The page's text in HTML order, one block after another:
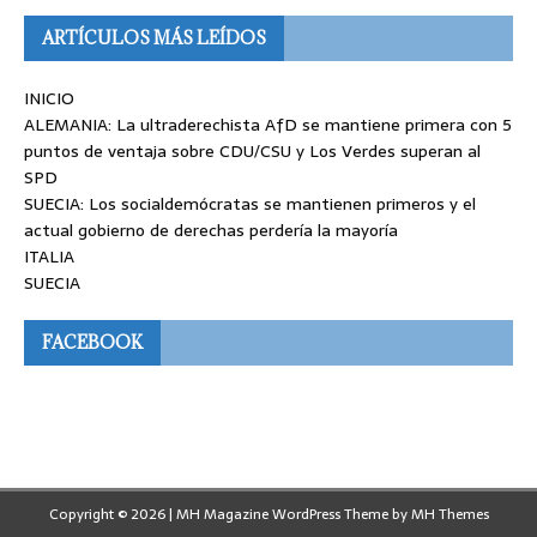
ARTÍCULOS MÁS LEÍDOS
INICIO
ALEMANIA: La ultraderechista AfD se mantiene primera con 5
puntos de ventaja sobre CDU/CSU y Los Verdes superan al
SPD
SUECIA: Los socialdemócratas se mantienen primeros y el
actual gobierno de derechas perdería la mayoría
ITALIA
SUECIA
FACEBOOK
Copyright © 2026 | MH Magazine WordPress Theme byMH Themes